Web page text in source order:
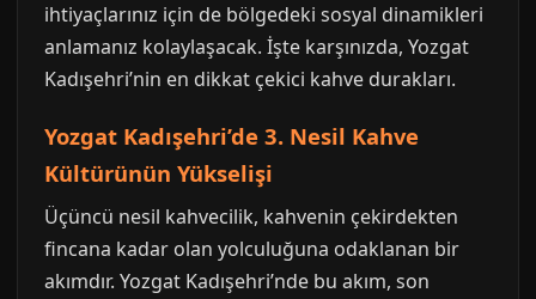
ihtiyaçlarınız için de bölgedeki sosyal dinamikleri
anlamanız kolaylaşacak. İşte karşınızda, Yozgat
Kadışehri’nin en dikkat çekici kahve durakları.
Yozgat Kadışehri’de 3. Nesil Kahve
Kültürünün Yükselişi
Üçüncü nesil kahvecilik, kahvenin çekirdekten
fincana kadar olan yolculuğuna odaklanan bir
akımdır. Yozgat Kadışehri’nde bu akım, son